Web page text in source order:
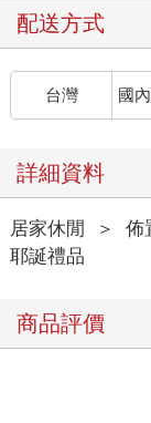
配送方式
台灣 國
詳細資料
居家休閒 ＞ 佈
耶誕禮品
商品評價